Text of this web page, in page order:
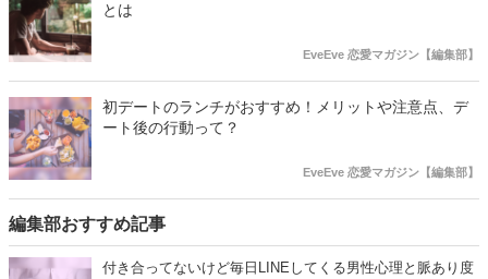
とは
EveEve 恋愛マガジン【編集部】
初デートのランチがおすすめ！メリットや注意点、デ
ート後の行動って？
EveEve 恋愛マガジン【編集部】
編集部おすすめ記事
付き合ってないけど毎日LINEしてくる男性心理と脈あり度